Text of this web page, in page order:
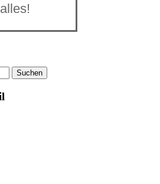
Suchen